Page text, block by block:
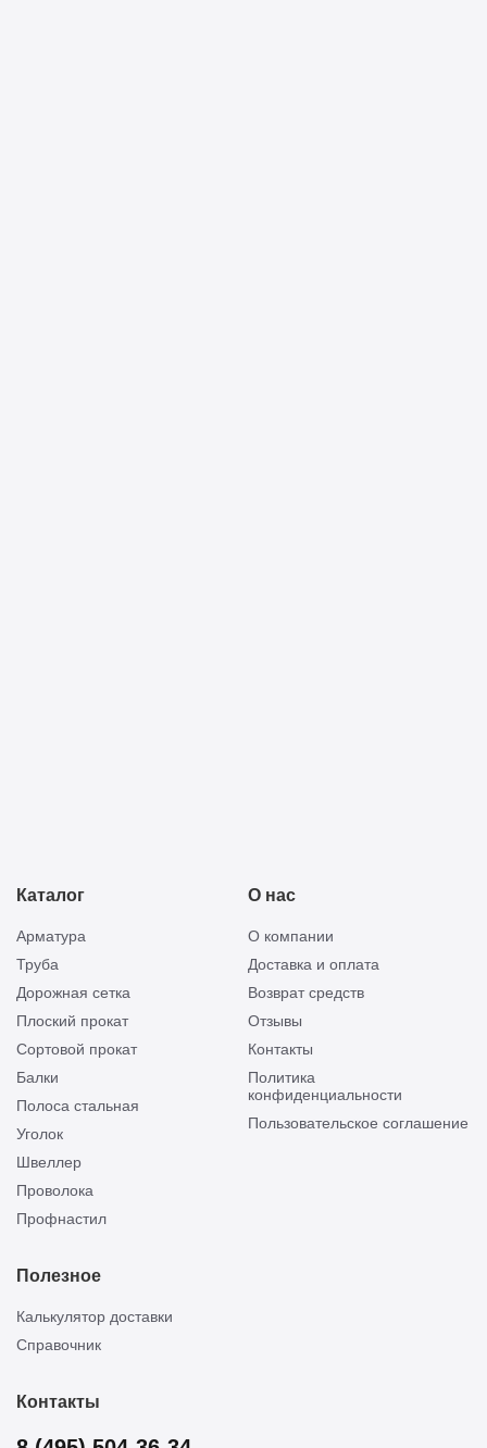
Каталог
Арматура
Труба
Дорожная сетка
Плоский прокат
Сортовой прокат
Балки
Полоса стальная
Уголок
Швеллер
Проволока
Профнастил
О нас
О компании
Доставка и оплата
Возврат средств
Отзывы
Контакты
Политика
конфиденциальности
Пользовательское соглашение
Полезное
Калькулятор доставки
Справочник
Контакты